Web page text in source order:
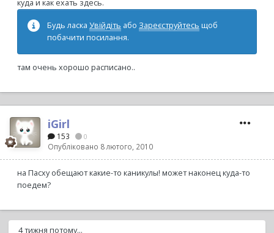
куда и как ехать здесь.
Будь ласка Увійдіть або Зареєструйтесь щоб
побачити посилання.
там очень хорошо расписано..
iGirl
153 0
Опубліковано 8 лютого, 2010
на Пасху обещают какие-то каникулы! может наконец куда-то
поедем?
4 тижня потому...